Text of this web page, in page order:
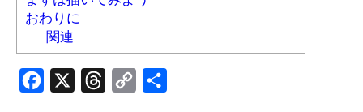
おわりに
関連
Facebook ThreadsCopy